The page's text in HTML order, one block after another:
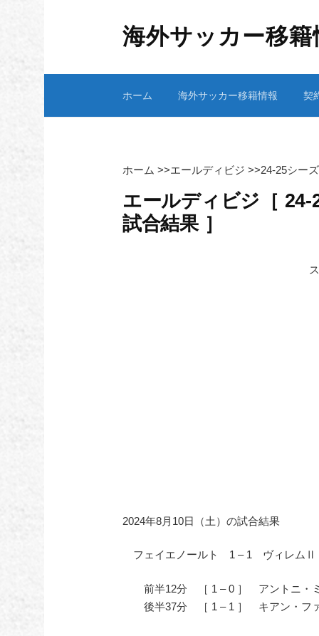
ス
海外サッカー移
ホーム 海外サッカー移籍情報 契
ホーム >>エールディビジ >>24-25シー
エールディビジ［
試合結果 ］
2024年8月10日（土）の試合結果
フェイエノールト 1 – 1 ヴィレムⅡ
前半12分 ［ 1 – 0 ］ アントニ・
後半37分 ［ 1 – 1 ］ キアン・フ